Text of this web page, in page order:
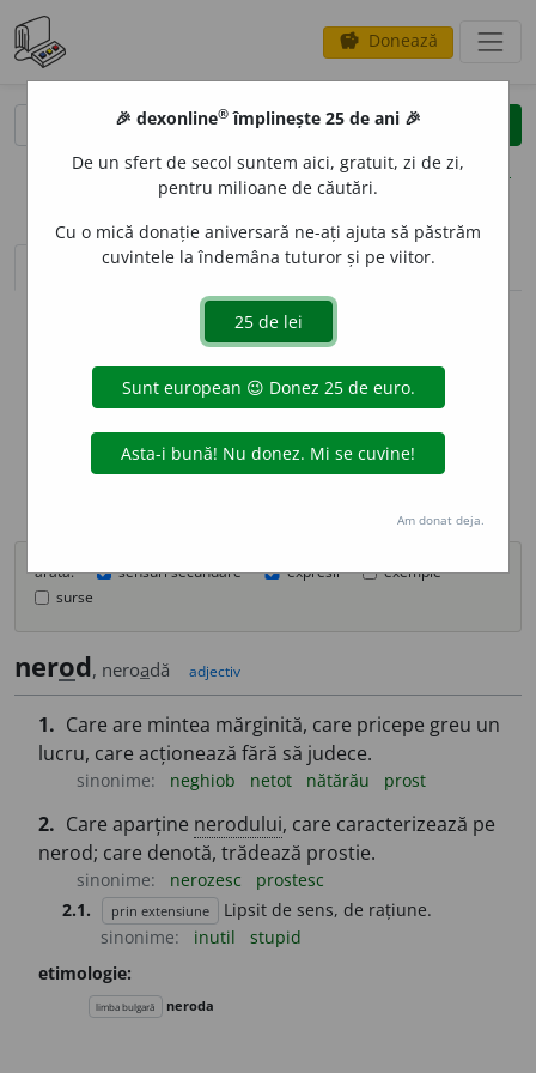
savings Donează
clear
opțiuni
sinteza definițiilor (1) definiții (29) declinări
info
Aceste definiții sunt compilate de
echipa dexonline. Definițiile
originale se află pe filadefiniții.
preferințe
arată: sensuri secundare expresii
exemple
surse
nerod, neroadă adjectiv
1. Care are mintea mărginită, care pricepe greu un
lucru, care acționează fără să judece.
sinonime: neghiob netot nătărău prost
2. Care aparține nerodului, care caracterizează pe
nerod; care denotă, trădează prostie.
sinonime: nerozesc
prostesc
2.1.
prin extensiune
Lipsit de sens, de rațiune.
sinonime:
inutil
stupid
etimologie:
limba bulgară neroda
🎉 dexonline® împlinește 25 de ani 🎉
De un sfert de secol suntem aici, gratuit, zi de zi,
pentru milioane de căutări.
Cu o mică donație aniversară ne-ați ajuta să păstrăm
cuvintele la îndemâna tuturor și pe viitor.
Am donat deja.